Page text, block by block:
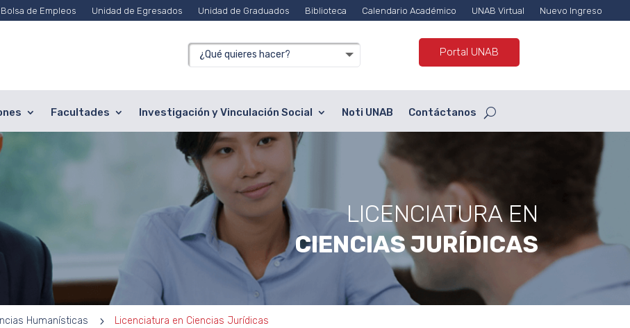
Bolsa de Empleos Unidad de Egresados Unidad de Graduados Biblioteca Calendario Académico UNAB Virtual Nuevo Ingreso
Portal UNAB
Facultades Investigación y Vinculación Social Noti UNAB Contáctanos
LICENCIATURA EN
CIENCIAS JURÍDICAS
Humanísticas 5 Licenciatura en Ciencias Jurídicas